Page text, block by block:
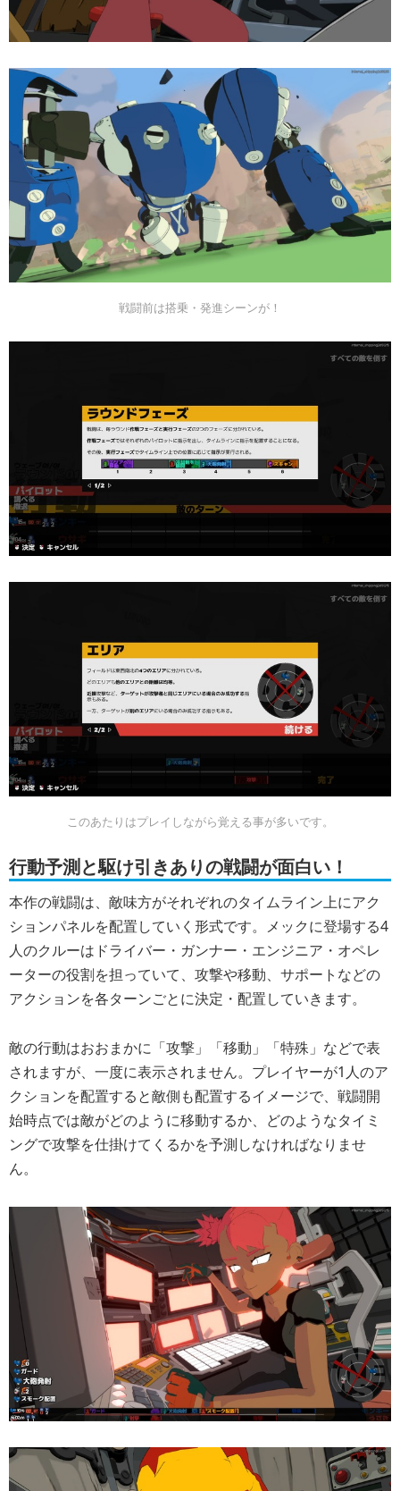
戦闘前は搭乗・発進シーンが！
このあたりはプレイしながら覚える事が多いです。
行動予測と駆け引きありの戦闘が面白い！
本作の戦闘は、敵味方がそれぞれのタイムライン上にアク
ションパネルを配置していく形式です。メックに登場する4
人のクルーはドライバー・ガンナー・エンジニア・オペレ
ーターの役割を担っていて、攻撃や移動、サポートなどの
アクションを各ターンごとに決定・配置していきます。
敵の行動はおおまかに「攻撃」「移動」「特殊」などで表
されますが、一度に表示されません。プレイヤーが1人のア
クションを配置すると敵側も配置するイメージで、戦闘開
始時点では敵がどのように移動するか、どのようなタイミ
ングで攻撃を仕掛けてくるかを予測しなければなりませ
ん。